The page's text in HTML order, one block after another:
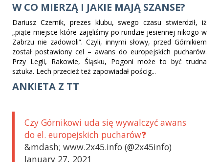
W CO MIERZĄ I JAKIE MAJĄ SZANSE?
Dariusz Czernik, prezes klubu, swego czasu stwierdził, iż
„piąte miejsce które zajęliśmy po rundzie jesiennej nikogo w
Zabrzu nie zadowoli”. Czyli, innymi słowy, przed Górnikiem
został postawiony cel – awans do europejskich pucharów.
Przy Legii, Rakowie, Śląsku, Pogoni może to być trudna
sztuka. Lech przecież też zapowiadał pościg...
ANKIETA Z TT
Czy Górnikowi uda się wywalczyć awans
do el. europejskich pucharów❓
&mdash; www.2x45.info (@2x45info)
January 27, 2021